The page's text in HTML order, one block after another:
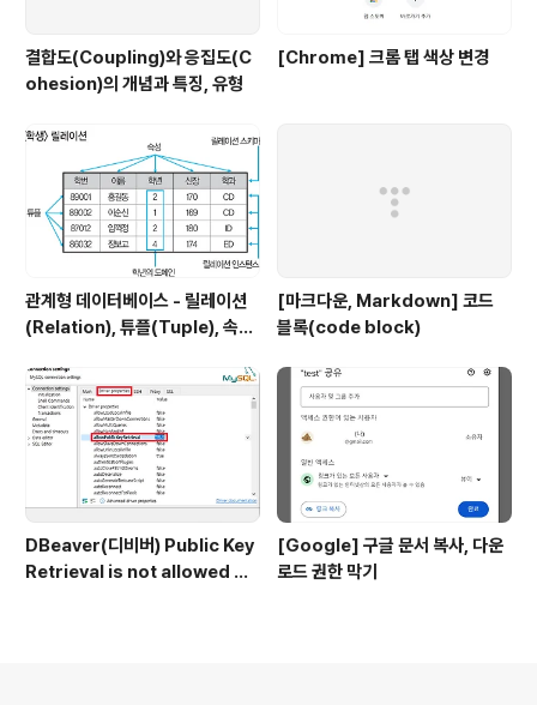
결합도(Coupling)와 응집도(C
ohesion)의 개념과 특징, 유형
[Chrome] 크롬 탭 색상 변경
관계형 데이터베이스 - 릴레이션
(Relation), 튜플(Tuple), 속성
[마크다운, Markdown] 코드
블록(code block)
DBeaver(디비버) Public Key
Retrieval is not allowed 에
[Google] 구글 문서 복사, 다운
로드 권한 막기